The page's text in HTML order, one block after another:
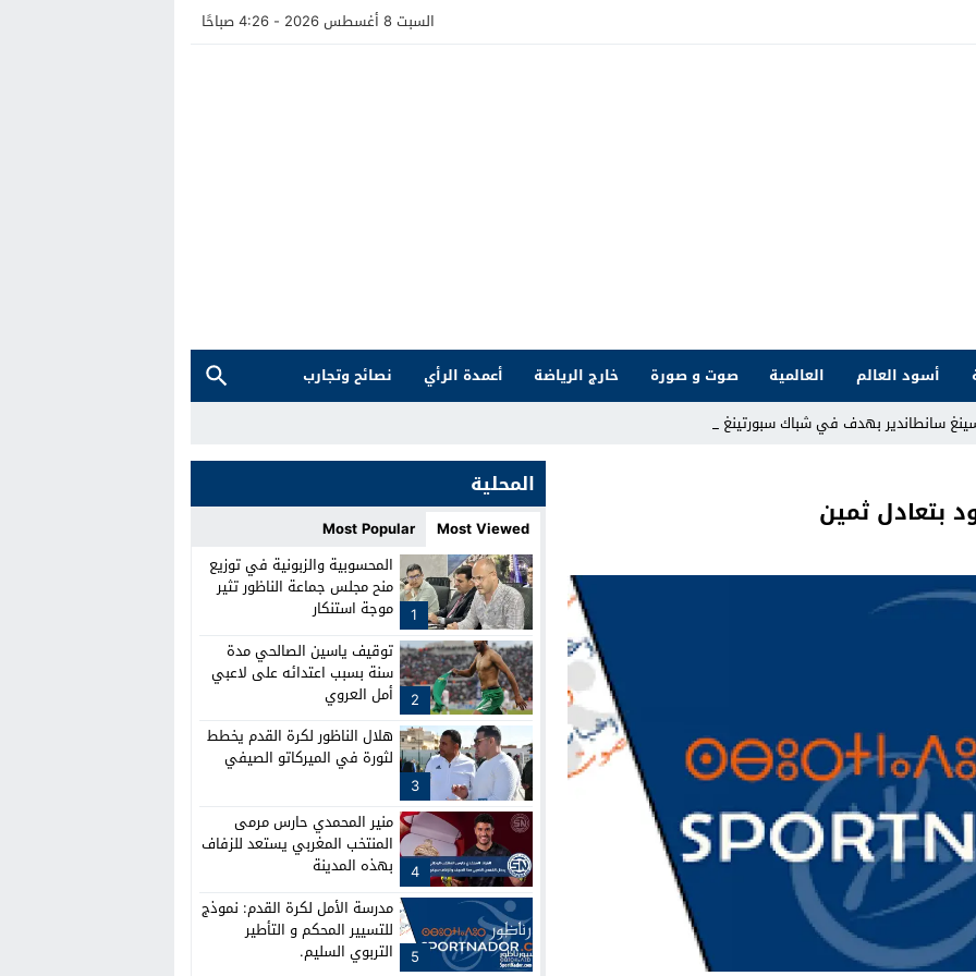
السبت 8 أغسطس 2026 - 4:26 صباحًا
أسود العالم العالمية صوت و صورة خارج الرياضة أعمدة الرأي
نصائح وتجارب
سانطاندير بهدف في شباك سبورتينغ خيخون
بتعادل ثمين
المحلية
Most Viewed
Most Popular
1
المحسوبية والزبونية في توزيع
منح مجلس جماعة الناظور تثير
موجة استنكار
2
توقيف ياسين الصالحي مدة
سنة بسبب اعتدائه على لاعبي
أمل العروي
3
هلال الناظور لكرة القدم يخطط
لثورة في الميركاتو الصيفي
4
منير المحمدي حارس مرمى
المنتخب المغربي يستعد للزفاف
بهذه المدينة
5
مدرسة الأمل لكرة القدم: نموذج
للتسيير المحكم و التأطير
التربوي السليم.